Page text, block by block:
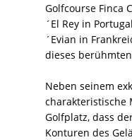
Golfcourse Finca
´El Rey in
´Evian in
dieses
Neben seinem
charakteristische
Golfplatz, dass
Konturen des